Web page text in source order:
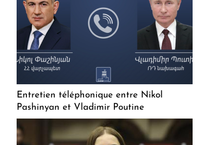
Entretien téléphonique entre Nikol
Pashinyan et Vladimir Poutine